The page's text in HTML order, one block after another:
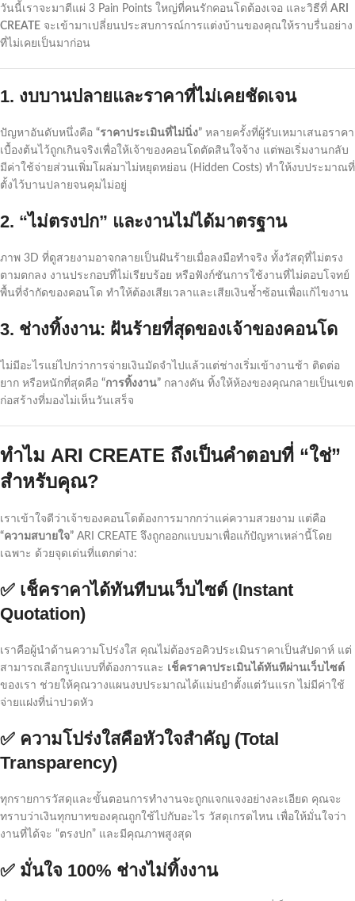
วันนี้เราจะมาตีแผ่ 3 Pain Points ใหญ่ที่คนรักคอนโดต้องเจอ และวิธีที่ ARI
CREATE จะเข้ามาเปลี่ยนประสบการณ์การแต่งบ้านของคุณให้ราบรื่นอย่าง
ที่ไม่เคยเป็นมาก่อน
1. งบบานปลายและราคาที่ไม่เคยชัดเจน
ปัญหาอันดับหนึ่งคือ “ราคาประเมินที่ไม่นิ่ง” หลายครั้งที่ผู้รับเหมาเสนอราคา
เบื้องต้นไว้ถูกเกินจริงเพื่อให้เจ้าของคอนโดตัดสินใจจ้าง แต่พอเริ่มงานกลับ
มีค่าใช้จ่ายส่วนเพิ่มโผล่มาไม่หยุดหย่อน (Hidden Costs) ทำให้งบประมาณที่
ตั้งไว้บานปลายจนคุมไม่อยู่
2. “ไม่ตรงปก” และงานไม่ได้มาตรฐาน
ภาพ 3D ที่ดูสวยงามอาจกลายเป็นฝันร้ายเมื่อลงมือทำจริง ทั้งวัสดุที่ไม่ตรง
ตามตกลง งานประกอบที่ไม่เรียบร้อย หรือฟังก์ชันการใช้งานที่ไม่ตอบโจทย์
พื้นที่จำกัดของคอนโด ทำให้ต้องเสียเวลาและเสียเงินซ้ำซ้อนเพื่อแก้ไขงาน
3. ช่างทิ้งงาน: ฝันร้ายที่สุดของเจ้าของคอนโด
ไม่มีอะไรแย่ไปกว่าการจ่ายเงินมัดจำไปแล้วแต่ช่างเริ่มเข้างานช้า ติดต่อ
ยาก หรือหนักที่สุดคือ “การทิ้งงาน” กลางคัน ทิ้งให้ห้องของคุณกลายเป็นเขต
ก่อสร้างที่มองไม่เห็นวันเสร็จ
ทำไม ARI CREATE ถึงเป็นคำตอบที่ “ใช่”
สำหรับคุณ?
เราเข้าใจดีว่าเจ้าของคอนโดต้องการมากกว่าแค่ความสวยงาม แต่คือ
“ความสบายใจ” ARI CREATE จึงถูกออกแบบมาเพื่อแก้ปัญหาเหล่านี้โดย
เฉพาะ ด้วยจุดเด่นที่แตกต่าง:
✅ เช็คราคาได้ทันทีบนเว็บไซต์ (Instant
Quotation)
เราคือผู้นำด้านความโปร่งใส คุณไม่ต้องรอคิวประเมินราคาเป็นสัปดาห์ แต่
สามารถเลือกรูปแบบที่ต้องการและ เช็คราคาประเมินได้ทันทีผ่านเว็บไซต์
ของเรา ช่วยให้คุณวางแผนงบประมาณได้แม่นยำตั้งแต่วันแรก ไม่มีค่าใช้
จ่ายแฝงที่น่าปวดหัว
✅ ความโปร่งใสคือหัวใจสำคัญ (Total
Transparency)
ทุกรายการวัสดุและขั้นตอนการทำงานจะถูกแจกแจงอย่างละเอียด คุณจะ
ทราบว่าเงินทุกบาทของคุณถูกใช้ไปกับอะไร วัสดุเกรดไหน เพื่อให้มั่นใจว่า
งานที่ได้จะ “ตรงปก” และมีคุณภาพสูงสุด
✅ มั่นใจ 100% ช่างไม่ทิ้งงาน